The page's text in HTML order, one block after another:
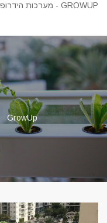
GrowUp